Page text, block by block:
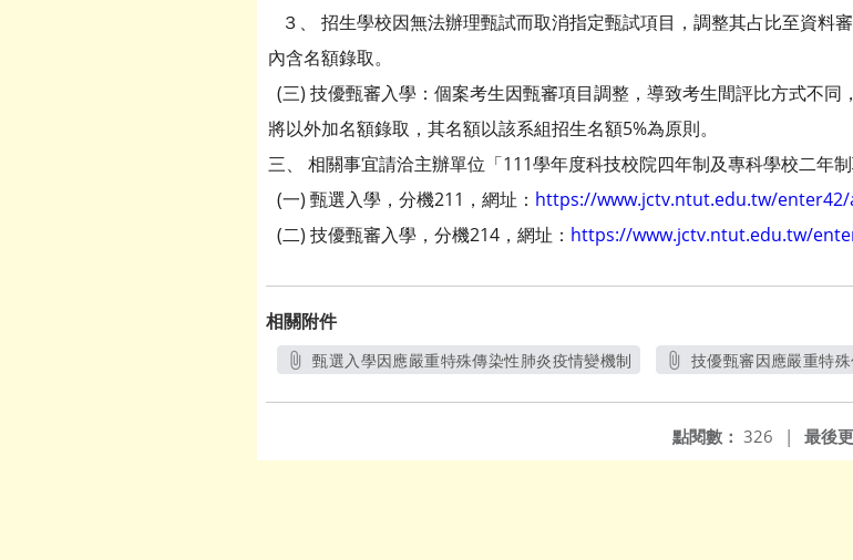
３、 招生學校因無法辦理甄試而取消指定甄試項目，調整其占比至資料
內含名額錄取。
(三) 技優甄審入學：個案考生因甄審項目調整，導致考生間評比方式不同
將以外加名額錄取，其名額以該系組招生名額5%為原則。
三、 相關事宜請洽主辦單位「111學年度科技校院四年制及專科學校二年
(一) 甄選入學，分機211，網址： https://www.jctv.ntut.edu.tw/
(二) 技優甄審入學，分機214，網址： https://www.jctv.ntut.edu.tw/
相關附件
甄選入學因應嚴重特殊傳染性肺炎疫情變機制
技優甄審因應嚴重特
最後
點閱數： 326 |